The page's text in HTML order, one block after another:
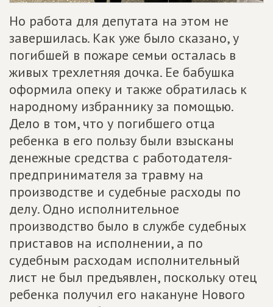
Но работа для депутата на этом не
завершилась. Как уже было сказано, у
погибшей в пожаре семьи осталась в
живых трехлетняя дочка. Ее бабушка
оформила опеку и также обратилась к
народному избраннику за помощью.
Дело в том, что у погибшего отца
ребенка в его пользу были взысканы
денежные средства с работодателя-
предпринимателя за травму на
производстве и судебные расходы по
делу. Одно исполнительное
производство было в службе судебных
приставов на исполнении, а по
судебным расходам исполнительный
лист не был предъявлен, поскольку отец
ребенка получил его накануне Нового